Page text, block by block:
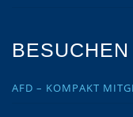
AFD – KOMPAKT